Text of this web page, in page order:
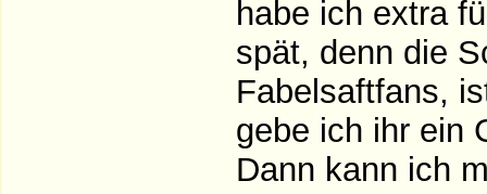
habe ich extra
spät, denn die
Fabelsaftfans,
gebe ich ihr ein
Dann kann ich